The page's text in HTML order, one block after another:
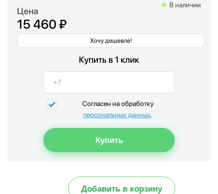
Цена
15 460 ₽
Хочу дешевле!
В наличии
Купить в 1 клик
Согласен на обработку
персональных данных.
Добавить в корзину